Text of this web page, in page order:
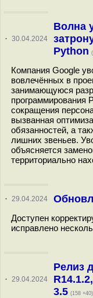
· 30.04.2024
Волна
Python
Компания Google
вовлечённых в
занимающуюся
программирования
сокращения
вызванная
обязанностей, а
лишних звеньев.
объясняется
территориально
· 29.04.2024
Доступен
исправлено
· 29.04.2024
Релиз
3.5 (158 +40)